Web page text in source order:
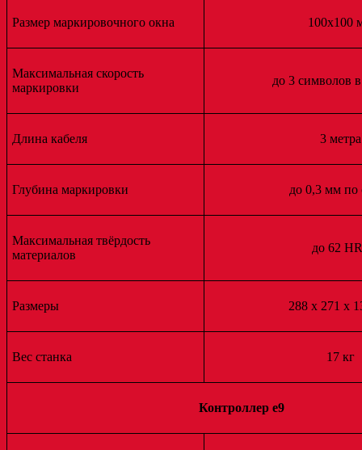
Размер маркировочного окна 100х100
Максимальная скорость
маркировки
до 3 символов
Длина кабеля 3 метра
Глубина маркировки до 0,3 мм по
Максимальная твёрдость
материалов
до 62
Размеры 288 x 271 x
Вес станка 17 кг
Контроллер e9